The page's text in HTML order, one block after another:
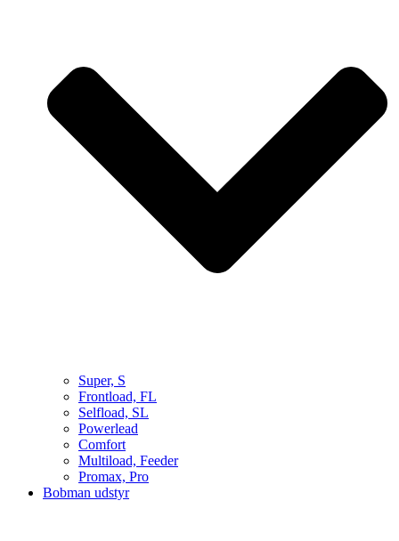
Super, S
Frontload, FL
Selfload, SL
Powerlead
Comfort
Multiload, Feeder
Promax, Pro
Bobman udstyr